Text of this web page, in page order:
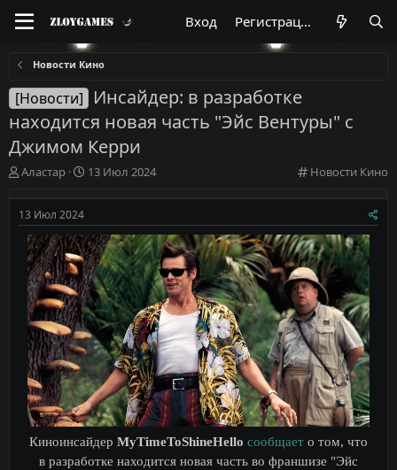
Вход Регистрация
Новости Кино
[Новости]
Инсайдер: в разработке
находится новая часть "Эйс Вентуры" с
Джимом Керри
К
т
г
о
р
и
я
Новости Кино
А
т
о
м
ы
Аластар
Д
т
н
а
ч
а
л
а
13 Июл 2024
13 Июл 2024
Киноинсайдер MyTimeToShineHello сообщает о том, что
в разработке находится новая часть во франшизе "Эйс